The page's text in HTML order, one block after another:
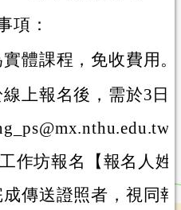
項：
體課程，免收費用
上報名後，需於3日
作坊報名【報名人姓
成傳送證照者，視同